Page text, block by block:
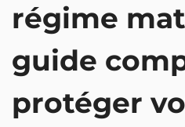
régime
guide
protéger